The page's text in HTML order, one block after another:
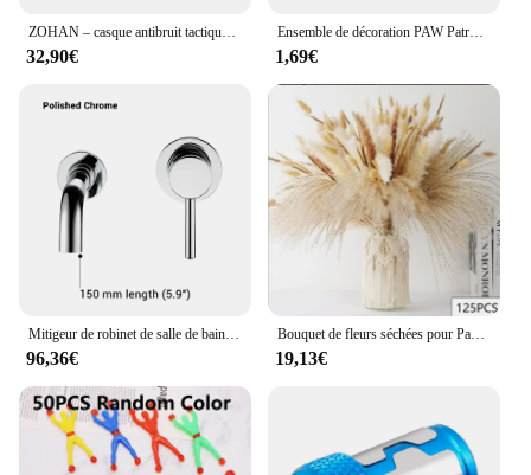
ZOHAN – casque antibruit tactique pour la chasse, casque d'écoute, réduction du bruit, Protection auditive électronique
32,90€
Ensemble de décoration PAW Patrol pour enfants, ballon en aluminium, poulet, vaisselle, chien, Chase, Marshall, Skye, fournitures de fête d'anniversaire
1,69€
Mitigeur de robinet de salle de bains, mitigeur de lavabo, noir mat, bec mural d'eau chaude et froide, bain avec poignée à levier moderne 1085
96,36€
Bouquet de fleurs séchées pour Pampas, 100 pièces, décoration de maison, queue de lapin naturelle, herbe artificielle, décoration de fête de mariage
19,13€